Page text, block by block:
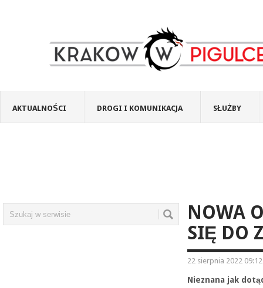
AKTUALNOŚCI DROGI I KOMUNIKACJA SŁUŻBY
NOWA
SIĘ DO
22 sierpnia 2022 09:12
Nieznana jak